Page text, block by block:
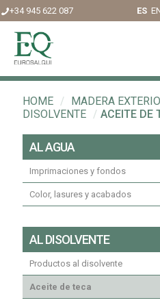
+34 945 622 087 ES
HOME / MADERA
DISOLVENTE / ACEITE DE
AL AGUA
Imprimaciones y fondos
Color, lasures y acabados
AL DISOLVENTE
Productos al disolvente
Aceite de teca